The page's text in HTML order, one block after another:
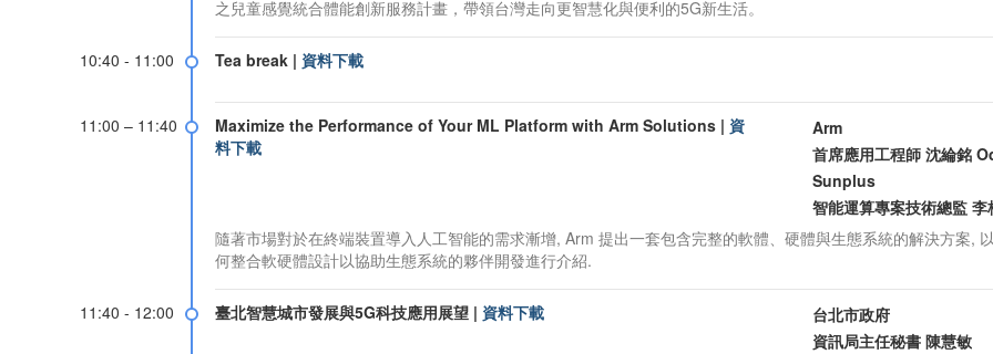
之兒童感覺統合體能創新服務計畫，帶領台灣走向更智慧化與便利的5G新生活。
10:40 - 11:00 Tea break | 資料下載
11:00 – 11:40 Maximize the Performance of Your ML Platform with Arm Solutions | 資
料下載
Arm
首席應用工程師 沈綸銘
Sunplus
智能運算專案技術總監
隨著市場對於在終端裝置導入人工智能的需求漸增, Arm 提出一套包含完整的軟體、硬體與生態系統的解決方案,
何整合軟硬體設計以協助生態系統的夥伴開發進行介紹.
11:40 - 12:00 臺北智慧城市發展與5G科技應用展望 | 資料下載
台北市政府
資訊局主任秘書 陳慧敏